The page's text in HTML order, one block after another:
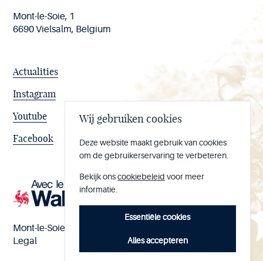
Mont-le-Soie nº BE 0473.065.733
Legal
Mont-le-Soie, 1
6690 Vielsalm, Belgium
Facebook
Youtube
Instagram
Actualities
Wij gebruiken cookies
Deze website maakt gebruik van cookies
om de gebruikerservaring te verbeteren.
Bekijk onscookiebeleid voor meer
informatie.
Essentiële cookies
Alles accepteren